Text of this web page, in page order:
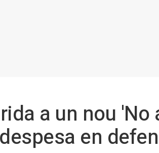
a un nou 'No
en